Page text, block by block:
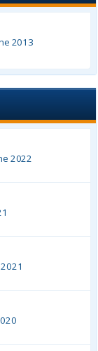
2013
2022